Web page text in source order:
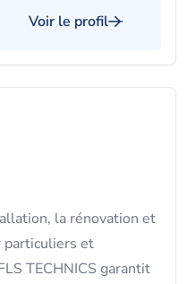
Voir le profil
la rénovation et
particuliers et
TECHNICS garantit